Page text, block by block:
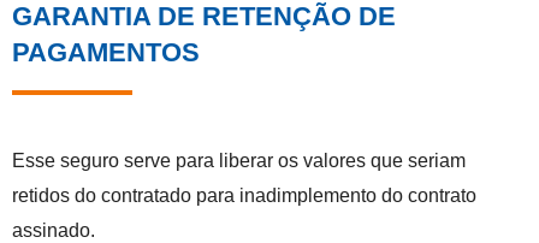
GARANTIA DE RETENÇÃO DE
PAGAMENTOS
Esse seguro serve para liberar os valores que seriam
retidos do contratado para inadimplemento do contrato
assinado.